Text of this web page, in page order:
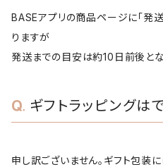
BASEアプリの商品ページに「発
りますが
発送までの目安は約10日前後とな
ギフトラッピングは
申し訳ございません。ギフト包装